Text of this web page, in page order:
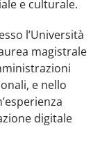
e culturale.
l’Università
magistrale
e nello
digitale